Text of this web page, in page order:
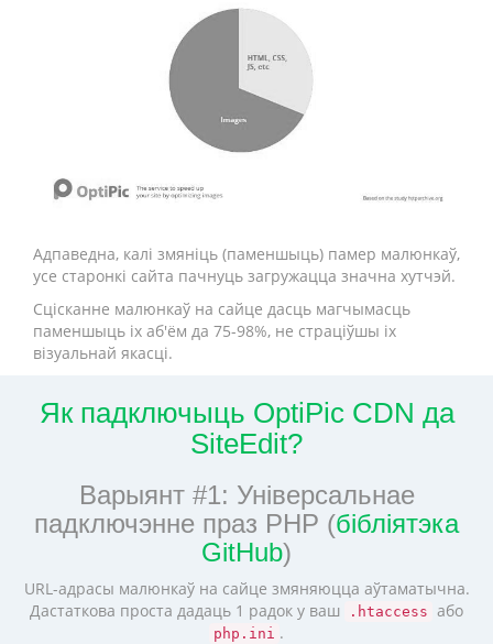
Адпаведна, калі змяніць (паменшыць) памер малюнкаў,
усе старонкі сайта пачнуць загружацца значна хутчэй.
Сцісканне малюнкаў на сайце дасць магчымасць
паменшыць іх аб'ём да 75-98%, не страціўшы іх
візуальнай якасці.
Як падключыць OptiPic CDN да
SiteEdit?
Варыянт #1: Універсальнае
падключэнне праз PHP (бібліятэка
GitHub)
URL-адрасы малюнкаў на сайце змяняюцца аўтаматычна.
Дастаткова проста дадаць 1 радок у ваш
.htaccess або
php.ini .